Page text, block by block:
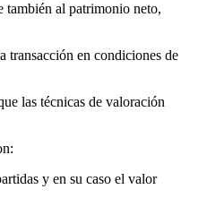
también al patrimonio neto,
transacción en condiciones de
las técnicas de valoración
y en su caso el valor